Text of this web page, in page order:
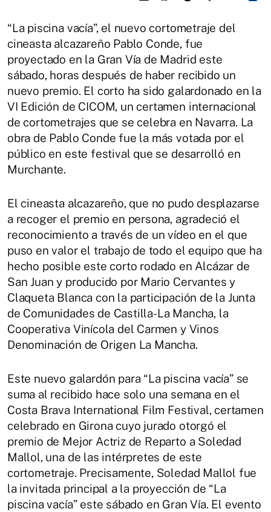
“La piscina vacía”, el nuevo cortometraje del
cineasta alcazareño Pablo Conde, fue
proyectado en la Gran Vía de Madrid este
sábado, horas después de haber recibido un
nuevo premio. El corto ha sido galardonado en la
VI Edición de CICOM, un certamen internacional
de cortometrajes que se celebra en Navarra. La
obra de Pablo Conde fue la más votada por el
público en este festival que se desarrolló en
Murchante.
El cineasta alcazareño, que no pudo desplazarse
a recoger el premio en persona, agradeció el
reconocimiento a través de un vídeo en el que
puso en valor el trabajo de todo el equipo que ha
hecho posible este corto rodado en Alcázar de
San Juan y producido por Mario Cervantes y
Claqueta Blanca con la participación de la Junta
de Comunidades de Castilla-La Mancha, la
Cooperativa Vinícola del Carmen y Vinos
Denominación de Origen La Mancha.
Este nuevo galardón para “La piscina vacía” se
suma al recibido hace solo una semana en el
Costa Brava International Film Festival, certamen
celebrado en Girona cuyo jurado otorgó el
premio de Mejor Actriz de Reparto a Soledad
Mallol, una de las intérpretes de este
cortometraje. Precisamente, Soledad Mallol fue
la invitada principal a la proyección de “La
piscina vacía” este sábado en Gran Vía. El evento